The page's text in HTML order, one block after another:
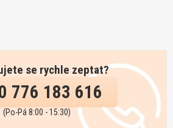
se rychle zeptat?
776 183 616
(Po-Pá 8:00 - 15:30)